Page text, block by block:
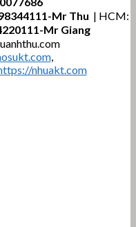
Mr Thu | HCM:
Mr Giang
,
nhuakt.com